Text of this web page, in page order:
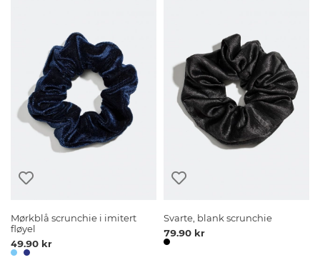
Mørkblå scrunchie i imitert
fløyel
49.90 kr
Svarte, blank scrunchie
79.90 kr